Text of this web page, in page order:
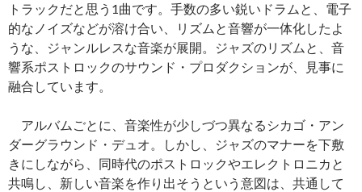
トラックだと思う1曲です。手数の多い鋭いドラムと、電子
的なノイズなどが溶け合い、リズムと音響が一体化したよ
うな、ジャンルレスな音楽が展開。ジャズのリズムと、音
響系ポストロックのサウンド・プロダクションが、見事に
融合しています。
アルバムごとに、音楽性が少しづつ異なるシカゴ・アン
ダーグラウンド・デュオ。しかし、ジャズのマナーを下敷
きにしながら、同時代のポストロックやエレクトロニカと
共鳴し、新しい音楽を作り出そうという意図は、共通して